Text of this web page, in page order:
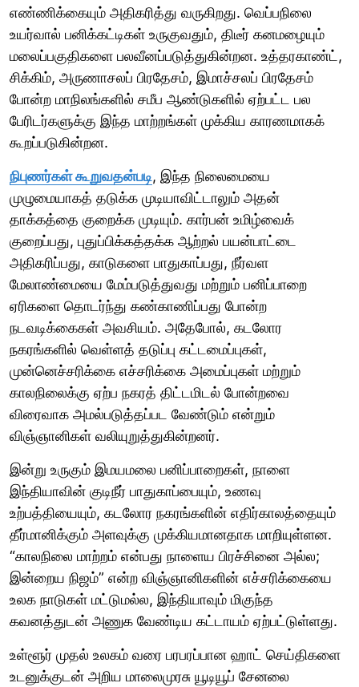
எண்ணிக்கையும் அதிகரித்து வருகிறது. வெப்பநிலை
உயர்வால் பனிக்கட்டிகள் உருகுவதும், திடீர் கனமழையும்
மலைப்பகுதிகளை பலவீனப்படுத்துகின்றன. உத்தரகாண்ட்,
சிக்கிம், அருணாசலப் பிரதேசம், இமாச்சலப் பிரதேசம்
போன்ற மாநிலங்களில் சமீப ஆண்டுகளில் ஏற்பட்ட பல
பேரிடர்களுக்கு இந்த மாற்றங்கள் முக்கிய காரணமாகக்
கூறப்படுகின்றன.
நிபுணர்கள் கூறுவதன்படி, இந்த நிலைமையை
முழுமையாகத் தடுக்க முடியாவிட்டாலும் அதன்
தாக்கத்தை குறைக்க முடியும். கார்பன் உமிழ்வைக்
குறைப்பது, புதுப்பிக்கத்தக்க ஆற்றல் பயன்பாட்டை
அதிகரிப்பது, காடுகளை பாதுகாப்பது, நீர்வள
மேலாண்மையை மேம்படுத்துவது மற்றும் பனிப்பாறை
ஏரிகளை தொடர்ந்து கண்காணிப்பது போன்ற
நடவடிக்கைகள் அவசியம். அதேபோல், கடலோர
நகரங்களில் வெள்ளத் தடுப்பு கட்டமைப்புகள்,
முன்னெச்சரிக்கை எச்சரிக்கை அமைப்புகள் மற்றும்
காலநிலைக்கு ஏற்ப நகரத் திட்டமிடல் போன்றவை
விரைவாக அமல்படுத்தப்பட வேண்டும் என்றும்
விஞ்ஞானிகள் வலியுறுத்துகின்றனர்.
இன்று உருகும் இமயமலை பனிப்பாறைகள், நாளை
இந்தியாவின் குடிநீர் பாதுகாப்பையும், உணவு
உற்பத்தியையும், கடலோர நகரங்களின் எதிர்காலத்தையும்
தீர்மானிக்கும் அளவுக்கு முக்கியமானதாக மாறியுள்ளன.
“காலநிலை மாற்றம் என்பது நாளைய பிரச்சினை அல்ல;
இன்றைய நிஜம்” என்ற விஞ்ஞானிகளின் எச்சரிக்கையை
உலக நாடுகள் மட்டுமல்ல, இந்தியாவும் மிகுந்த
கவனத்துடன் அணுக வேண்டிய கட்டாயம் ஏற்பட்டுள்ளது.
உள்ளூர் முதல் உலகம் வரை பரபரப்பான ஹாட் செய்திகளை
உடனுக்குடன் அறிய மாலைமுரசு யூடியூப் சேனலை